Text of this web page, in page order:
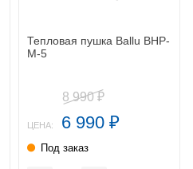
Тепловая пушка Ballu BHP-
M-5
8 990₽
ЦЕНА: 6 990 ₽
Под заказ